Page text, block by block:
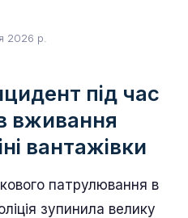
2026 р.
під час
вживання
вантажівки
патрулювання в
зупинила велику